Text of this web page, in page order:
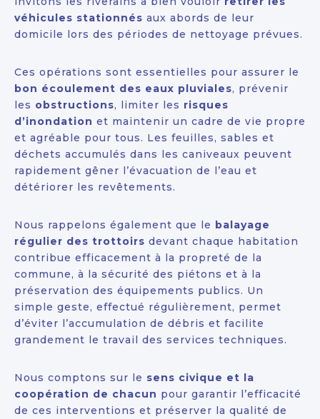
véhicules stationnés aux abords de leur
domicile lors des périodes de nettoyage prévues.
Ces opérations sont essentielles pour assurer le
bon écoulement des eaux pluviales, prévenir
les obstructions, limiter les risques
d’inondation et maintenir un cadre de vie propre
et agréable pour tous. Les feuilles, sables et
déchets accumulés dans les caniveaux peuvent
rapidement gêner l’évacuation de l’eau et
détériorer les revêtements.
Nous rappelons également que le balayage
régulier des trottoirs devant chaque habitation
contribue efficacement à la propreté de la
commune, à la sécurité des piétons et à la
préservation des équipements publics. Un
simple geste, effectué régulièrement, permet
d’éviter l’accumulation de débris et facilite
grandement le travail des services techniques.
Nous comptons sur le sens civique et la
coopération de chacun pour garantir l’efficacité
de ces interventions et préserver la qualité de